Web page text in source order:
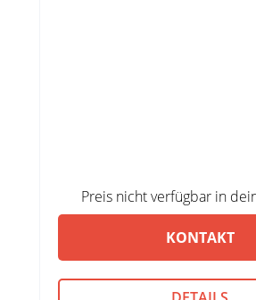
Preis nicht verfügbar in
KONTAKT